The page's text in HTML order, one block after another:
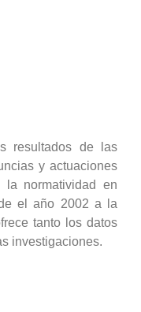
resultados de las
y actuaciones
normatividad en
el año 2002 a la
tanto los datos
investigaciones.